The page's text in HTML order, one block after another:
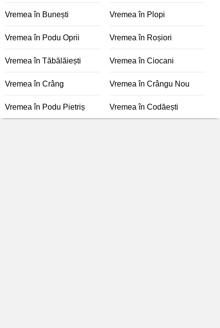
Vremea în Bunești Vremea în Plopi
Vremea în Podu Oprii Vremea în Roșiori
Vremea în Tăbălăiești Vremea în Ciocani
Vremea în Crâng Vremea în Crângu Nou
Vremea în Podu Pietriș Vremea în Codăești